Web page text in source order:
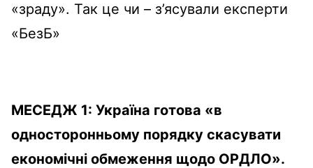
«зраду». Так це чи – з’ясували експерти
«БезБ»
МЕСЕДЖ 1: Україна готова «в
односторонньому порядку скасувати
економічні обмеження щодо ОРДЛО».